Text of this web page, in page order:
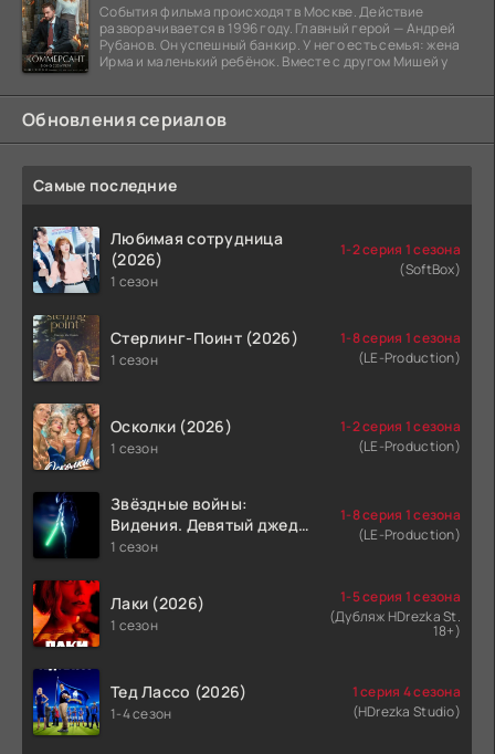
События фильма происходят в Москве. Действие
разворачивается в 1996 году. Главный герой — Андрей
Рубанов. Он успешный банкир. У него есть семья: жена
Ирма и маленький ребёнок. Вместе с другом Мишей у
Обновления сериалов
Самые последние
Любимая сотрудница
(2026)
1 сезон
1-2 серия 1 сезона
(SoftBox)
Стерлинг-Поинт (2026)
1 сезон
1-8 серия 1 сезона
(LE-Production)
Осколки (2026)
1 сезон
1-2 серия 1 сезона
(LE-Production)
Звёздные войны:
Видения. Девятый джедай
(2026)
1 сезон
1-8 серия 1 сезона
(LE-Production)
Лаки (2026)
1 сезон
1-5 серия 1 сезона
(Дубляж HDrezka St.
18+)
Тед Лассо (2026)
1-4 сезон
1 серия 4 сезона
(HDrezka Studio)